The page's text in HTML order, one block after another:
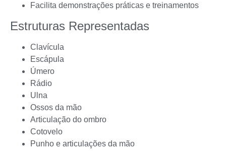
Facilita demonstrações práticas e treinamentos
Estruturas Representadas
Clavícula
Escápula
Úmero
Rádio
Ulna
Ossos da mão
Articulação do ombro
Cotovelo
Punho e articulações da mão